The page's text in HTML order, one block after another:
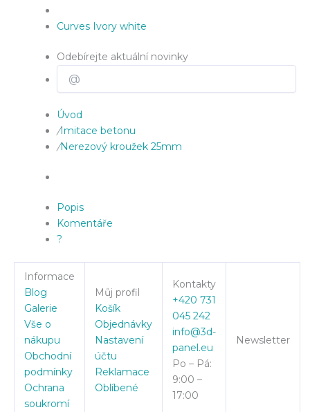
Curves Ivory white
Odebírejte aktuální novinky
Úvod
/Imitace betonu
/Nerezový kroužek 25mm
Popis
Komentáře
?
Informace
Blog
Galerie
Vše o
nákupu
Obchodní
podmínky
Ochrana
soukromí
Můj profil
Košík
Objednávky
Nastavení
účtu
Reklamace
Oblíbené
Kontakty
+420 731
045 242
info@3d-
panel.eu
Po – Pá:
9:00 –
17:00
Newsletter